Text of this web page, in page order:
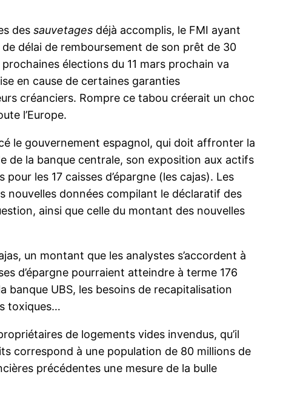
dessauvetages déjà accomplis, le FMI ayant
délai de remboursement de son prêt de 30
élections du 11 mars prochain va
en cause de certaines garanties
créanciers. Rompre ce tabou créerait un choc
l’Europe.
le gouvernement espagnol, qui doit affronter la
de la banque centrale, son exposition aux actifs
les 17 caisses d’épargne (les cajas). Les
nouvelles données compilant le déclaratif des
ainsi que celle du montant des nouvelles
un montant que les analystes s’accordent à
d’épargne pourraient atteindre à terme 176
banque UBS, les besoins de recapitalisation
toxiques…
de logements vides invendus, qu’il
correspond à une population de 80 millions de
précédentes une mesure de la bulle